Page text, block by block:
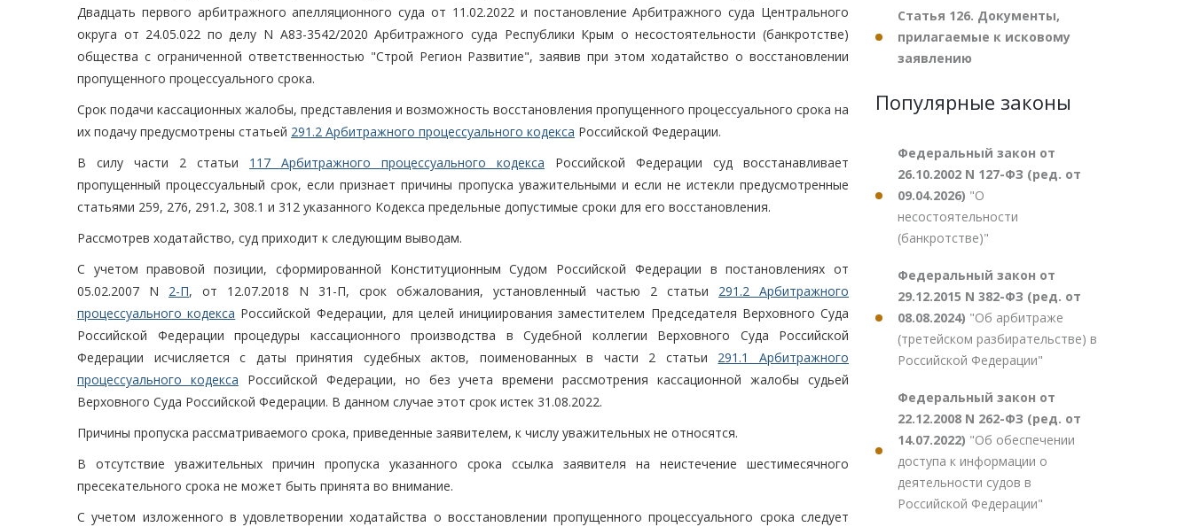
Двадцать первого арбитражного апелляционного суда от 11.02.2022 и постановление Арбитражного суда Центрального
округа от 24.05.022 по делу N А83-3542/2020 Арбитражного суда Республики Крым о несостоятельности (банкротстве)
общества с ограниченной ответственностью "Строй Регион Развитие", заявив при этом ходатайство о восстановлении
пропущенного процессуального срока.
Срок подачи кассационных жалобы, представления и возможность восстановления пропущенного процессуального срока на
их подачу предусмотрены статьей 291.2 Арбитражного процессуального кодекса Российской Федерации.
В силу части 2 статьи 117 Арбитражного процессуального кодекса Российской Федерации суд восстанавливает
пропущенный процессуальный срок, если признает причины пропуска уважительными и если не истекли предусмотренные
статьями 259, 276, 291.2, 308.1 и 312 указанного Кодекса предельные допустимые сроки для его восстановления.
Рассмотрев ходатайство, суд приходит к следующим выводам.
С учетом правовой позиции, сформированной Конституционным Судом Российской Федерации в постановлениях от
05.02.2007 N 2-П, от 12.07.2018 N 31-П, срок обжалования, установленный частью 2 статьи 291.2 Арбитражного
процессуального кодекса Российской Федерации, для целей инициирования заместителем Председателя Верховного Суда
Российской Федерации процедуры кассационного производства в Судебной коллегии Верховного Суда Российской
Федерации исчисляется с даты принятия судебных актов, поименованных в части 2 статьи 291.1 Арбитражного
процессуального кодекса Российской Федерации, но без учета времени рассмотрения кассационной жалобы судьей
Верховного Суда Российской Федерации. В данном случае этот срок истек 31.08.2022.
Причины пропуска рассматриваемого срока, приведенные заявителем, к числу уважительных не относятся.
В отсутствие уважительных причин пропуска указанного срока ссылка заявителя на неистечение шестимесячного
пресекательного срока не может быть принята во внимание.
С учетом изложенного в удовлетворении ходатайства о восстановлении пропущенного процессуального срока следует
Статья 126. Документы,
прилагаемые к исковому
заявлению
Популярные законы
Федеральный закон от
26.10.2002 N 127-ФЗ (ред. от
09.04.2026) "О
несостоятельности
(банкротстве)"
Федеральный закон от
29.12.2015 N 382-ФЗ (ред. от
08.08.2024) "Об арбитраже
(третейском разбирательстве) в
Российской Федерации"
Федеральный закон от
22.12.2008 N 262-ФЗ (ред. от
14.07.2022) "Об обеспечении
доступа к информации о
деятельности судов в
Российской Федерации"